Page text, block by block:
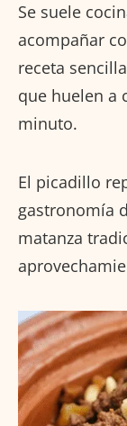
Se suele
acompañar
receta
que huelen a
minuto.
El picadillo
gastronomía
matanza